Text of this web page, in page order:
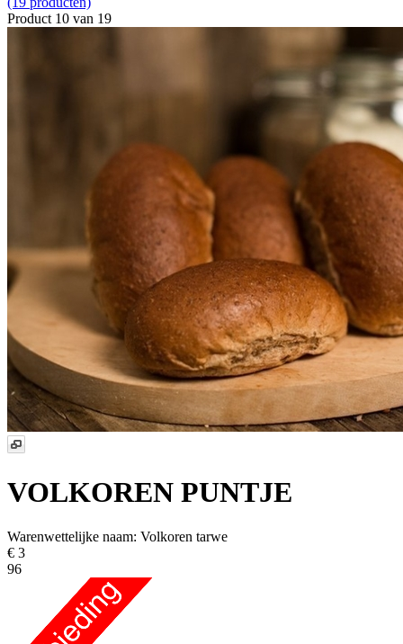
Product 10 van 19
VOLKOREN PUNTJE
Warenwettelijke naam: Volkoren tarwe
€ 3
96